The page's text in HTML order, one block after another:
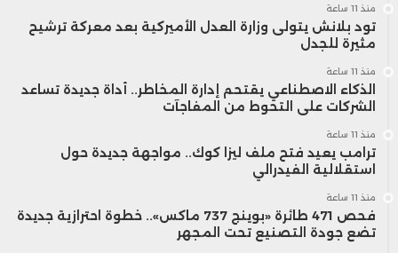
منذ 11 ساعة
تود بلانش يتولى وزارة العدل الأميركية بعد معركة ترشيح
مثيرة للجدل
منذ 11 ساعة
الذكاء الاصطناعي يقتحم إدارة المخاطر.. أداة جديدة تساعد
الشركات على التحوط من المفاجآت
منذ 11 ساعة
ترامب يعيد فتح ملف ليزا كوك.. مواجهة جديدة حول
استقلالية الفيدرالي
منذ 11 ساعة
فحص 471 طائرة «بوينج 737 ماكس».. خطوة احترازية جديدة
تضع جودة التصنيع تحت المجهر